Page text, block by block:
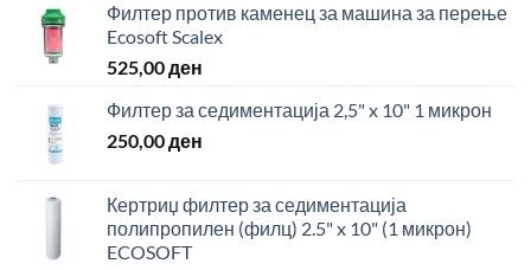
Филтер против каменец за машина за перење
Ecosoft Scalex
525,00ден
Филтер за седиментација 2,5" x 10" 1 микрон
250,00ден
Кертриџ филтер за седиментација
полипропилен (филц) 2.5" x 10" (1 микрон)
ECOSOFT